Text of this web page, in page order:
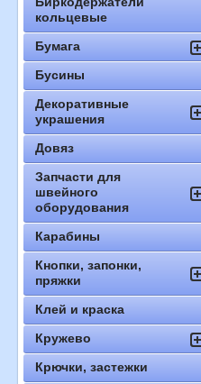
кольцевые
Бумага
Бусины
Декоративные
украшения
Довяз
Запчасти для
швейного
оборудования
Карабины
Кнопки, запонки,
пряжки
Клей и краска
Кружево
Крючки, застежки